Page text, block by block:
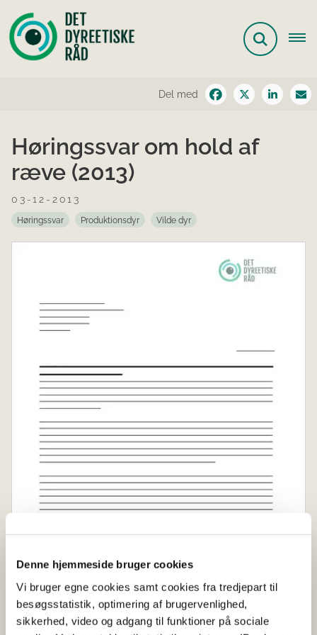
Denne hjemmeside bruger cookies
Vi bruger egne cookies samt cookies fra tredjepart til
besøgsstatistik, optimering af brugervenlighed,
sikkerhed, video og adgang til funktioner på sociale
Del med
Høringssvar om hold af
ræve (2013)
03-12-2013
Høringssvar Produktionsdyr Vilde dyr